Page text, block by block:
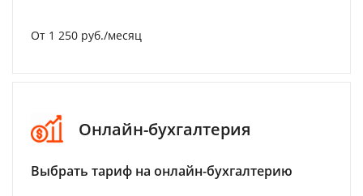
От 1 250 руб./месяц
Онлайн-бухгалтерия
Выбрать тариф на онлайн-бухгалтерию